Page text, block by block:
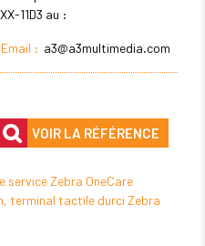
11D3 au :
: a3@a3multimedia.com
VOIR LA RÉFÉRENCE
service Zebra OneCare
terminal tactile durci Zebra